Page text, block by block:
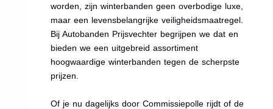
worden, zijn winterbanden geen overbodige luxe,
maar een levensbelangrijke veiligheidsmaatregel.
Bij Autobanden Prijsvechter begrijpen we dat en
bieden we een uitgebreid assortiment
hoogwaardige winterbanden tegen de scherpste
prijzen.
Of je nu dagelijks door Commissiepolle rijdt of de